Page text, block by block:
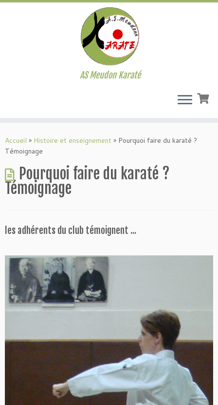
au
contenu
AS Meudon Karaté
Accueil » Histoire et enseignement » Pourquoi faire du karaté ?
Témoignage
Pourquoi faire du karaté ?
Témoignage
les adhérents du club témoignent ...